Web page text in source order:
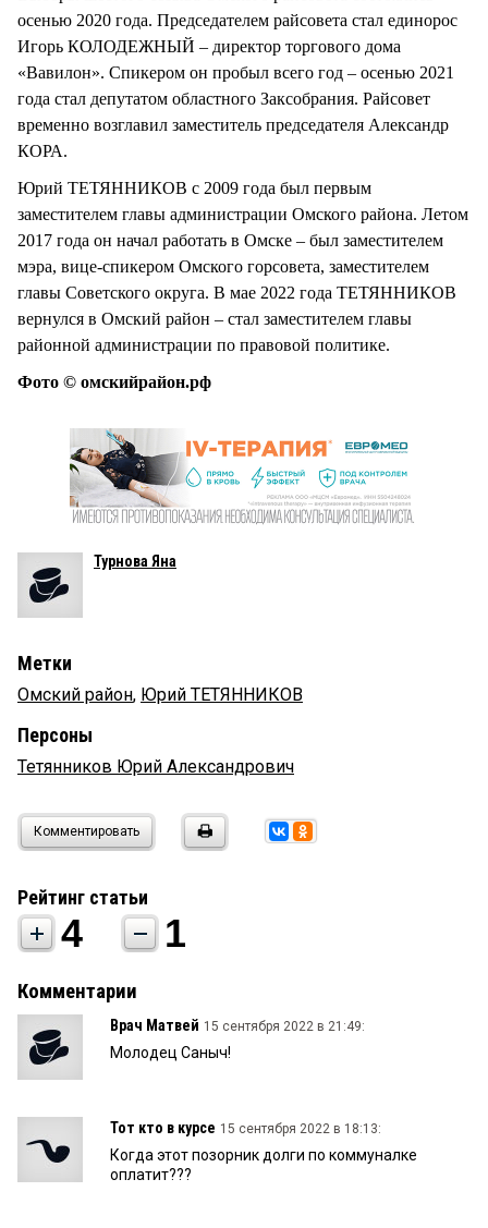
осенью 2020 года. Председателем райсовета стал единорос
Игорь КОЛОДЕЖНЫЙ – директор торгового дома
«Вавилон». Спикером он пробыл всего год – осенью 2021
года стал депутатом областного Заксобрания. Райсовет
временно возглавил заместитель председателя Александр
КОРА.
Юрий ТЕТЯННИКОВ с 2009 года был первым
заместителем главы администрации Омского района. Летом
2017 года он начал работать в Омске – был заместителем
мэра, вице-спикером Омского горсовета, заместителем
главы Советского округа. В мае 2022 года ТЕТЯННИКОВ
вернулся в Омский район – стал заместителем главы
районной администрации по правовой политике.
Фото © омскийрайон.рф
Турнова Яна
Метки
Омский район, Юрий ТЕТЯННИКОВ
Персоны
Тетянников Юрий Александрович
Комментировать
Рейтинг статьи
4 1
Комментарии
Врач Матвей 15 сентября 2022 в 21:49:
Молодец Саныч!
Тот кто в курсе 15 сентября 2022 в 18:13:
Когда этот позорник долги по коммуналке
оплатит???